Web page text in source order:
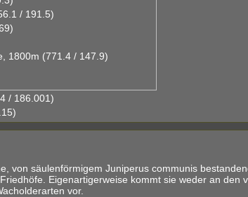
/ 191.5)
1800m (771.4 / 147.9)
/ 186.001)
von säulenförmigem Juniperus communis
Eigenartigerweise kommt sie weder an den
vor.